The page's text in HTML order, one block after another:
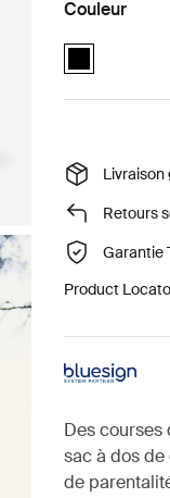
Couleur
Thule Aion
Livraison
Retours
Garantie
Product
Des courses
sac à dos
de